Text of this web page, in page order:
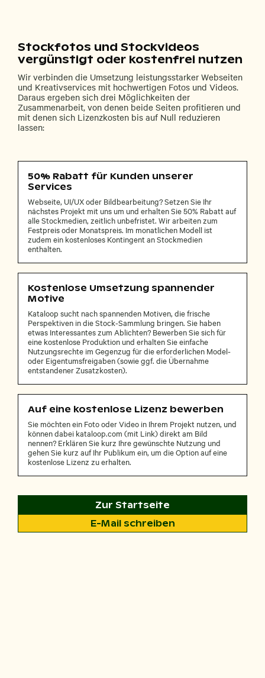
Stockfotos und Stockvideos
vergünstigt oder kostenfrei nutzen
Wir verbinden die Umsetzung leistungsstarker Webseiten
und Kreativservices mit hochwertigen Fotos und Videos.
Daraus ergeben sich drei Möglichkeiten der
Zusammenarbeit, von denen beide Seiten profitieren und
mit denen sich Lizenzkosten bis auf Null reduzieren
lassen:
50% Rabatt für Kunden unserer
Services
Webseite, UI/UX oder Bildbearbeitung? Setzen Sie Ihr
nächstes Projekt mit uns um und erhalten Sie 50% Rabatt auf
alle Stockmedien, zeitlich unbefristet. Wir arbeiten zum
Festpreis oder Monatspreis. Im monatlichen Modell ist
zudem ein kostenloses Kontingent an Stockmedien
enthalten.
Kostenlose Umsetzung spannender
Motive
Kataloop sucht nach spannenden Motiven, die frische
Perspektiven in die Stock-Sammlung bringen. Sie haben
etwas Interessantes zum Ablichten? Bewerben Sie sich für
eine kostenlose Produktion und erhalten Sie einfache
Nutzungsrechte im Gegenzug für die erforderlichen Model-
oder Eigentumsfreigaben (sowie ggf. die Übernahme
entstandener Zusatzkosten).
Auf eine kostenlose Lizenz bewerben
Sie möchten ein Foto oder Video in Ihrem Projekt nutzen, und
können dabei kataloop.com (mit Link) direkt am Bild
nennen? Erklären Sie kurz Ihre gewünschte Nutzung und
gehen Sie kurz auf Ihr Publikum ein, um die Option auf eine
kostenlose Lizenz zu erhalten.
Zur Startseite
E-Mail schreiben